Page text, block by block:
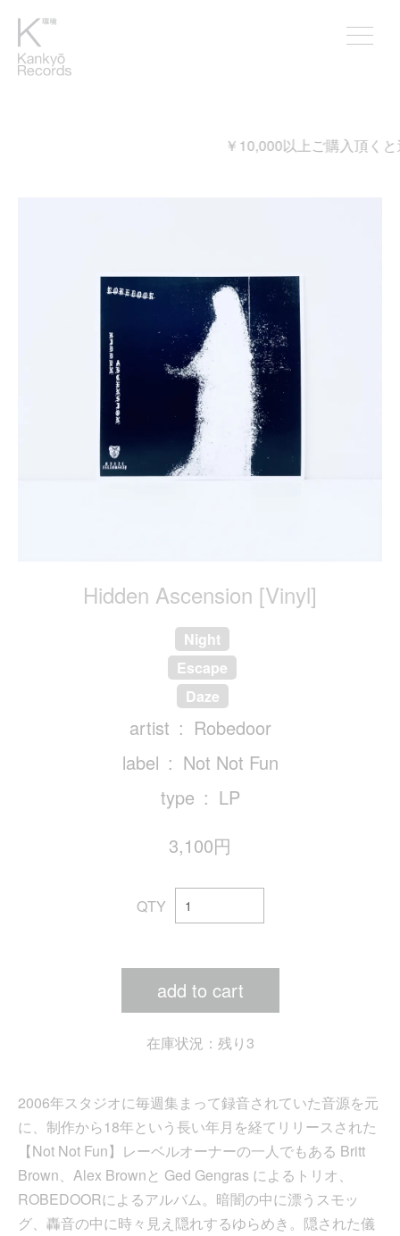
￥10,000以上ご購入頂くと
Hidden Ascension [Vinyl]
Night
Escape
Daze
artist
Robedoor
label
Not Not Fun
type
LP
3,100円
QTY
add to cart
在庫状況：残り3
2006年スタジオに毎週集まって録音されていた音源を元
に、制作から18年という長い年月を経てリリースされた
【Not Not Fun】レーベルオーナーの一人でもある Britt
Brown、Alex Brownと Ged Gengras によるトリオ、
ROBEDOORによるアルバム。暗闇の中に漂うスモッ
グ、轟音の中に時々見え隠れするゆらめき。隠された儀